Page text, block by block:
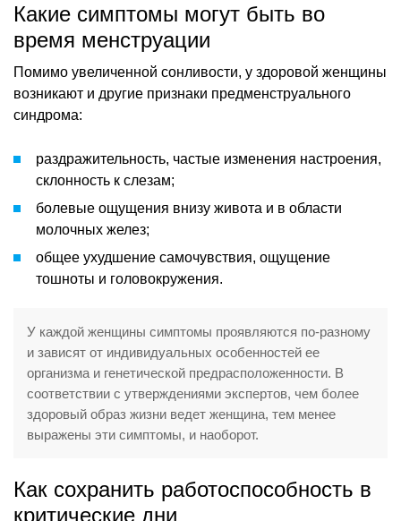
Какие симптомы могут быть во
время менструации
Помимо увеличенной сонливости, у здоровой женщины
возникают и другие признаки предменструального
синдрома:
раздражительность, частые изменения настроения,
склонность к слезам;
болевые ощущения внизу живота и в области
молочных желез;
общее ухудшение самочувствия, ощущение
тошноты и головокружения.
У каждой женщины симптомы проявляются по-разному
и зависят от индивидуальных особенностей ее
организма и генетической предрасположенности. В
соответствии с утверждениями экспертов, чем более
здоровый образ жизни ведет женщина, тем менее
выражены эти симптомы, и наоборот.
Как сохранить работоспособность в
критические дни